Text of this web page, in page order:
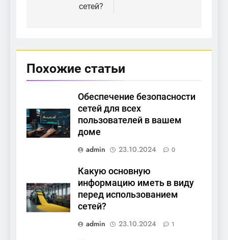
сетей?
Похожие статьи
Обеспечение безопасности
сетей для всех
пользователей в вашем
доме
admin
23.10.2024 0
Какую основную
информацию иметь в виду
перед использованием
сетей?
admin
23.10.2024 1